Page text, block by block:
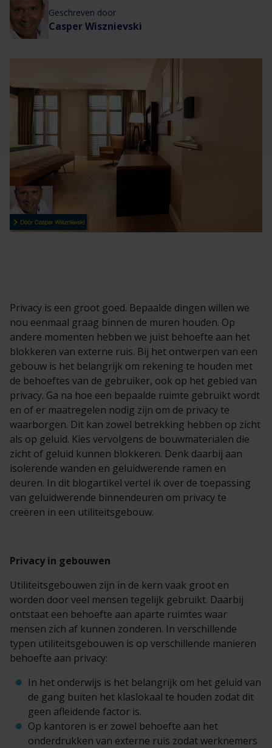
Veelgestelde vragen
Brochures
Technische documentatie
Geschreven door
Casper Wisznievski
Privacy is een groot goed. Bepaalde dingen willen we
nou eenmaal graag binnen de muren houden. Op
andere momenten hebben we juist behoefte aan het
blokkeren van externe ruis. Bij het ontwerpen van een
gebouw is het belangrijk om rekening te houden met
de behoeftes van de gebruiker, ook op het gebied van
privacy. Ga na hoe een bepaalde ruimte gebruikt wordt
en of er maatregelen nodig zijn om de privacy te
waarborgen. Dit kan zowel betrekking hebben op zicht
als op geluid. Kies vervolgens de bouwmaterialen die
zicht of geluid kunnen blokkeren. Denk daarbij aan
isolerende wanden en geluidwerende ramen en
deuren. In dit blogartikel vertel ik over de toepassing
van geluidwerende binnendeuren om privacy te
creëren in een utiliteitsgebouw.
Privacy in gebouwen
Utiliteitsgebouwen zijn in de kern vaak groot en
worden door veel mensen tegelijk gebruikt. Daarbij
ontstaat een behoefte aan aparte ruimtes waar
mensen zich af kunnen zonderen. In verschillende
typen utiliteitsgebouwen is op verschillende manieren
behoefte aan privacy:
In het onderwijs is het belangrijk om het geluid van
de gang buiten het klaslokaal te houden zodat dit
geen afleidende factor is.
Op kantoren is er zowel behoefte aan het
onderdrukken van externe ruis zodat werknemers